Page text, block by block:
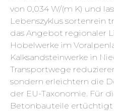
von 0,034 W/(m K) und
Lebenszyklus sortenrein
das Angebot regionaler
Hobelwerke im
Kalksandsteinwerke in
Transportwege
sondern erleichtern die
der EU-Taxonomie. Für
Betonbauteile ertüchtigt